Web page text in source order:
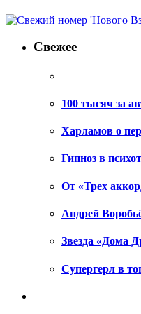
Свежее
100 тысяч за
Харламов о
Гипноз в
От «Трех
Андрей
Звезда «Дома
Супергерл в